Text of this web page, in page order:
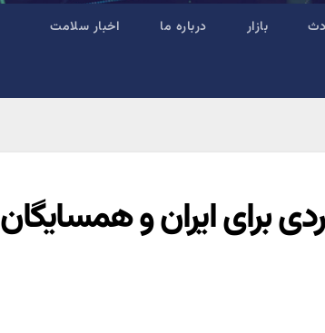
بازار درباره ما اخبار سلامت
برای ایران و همسایگان